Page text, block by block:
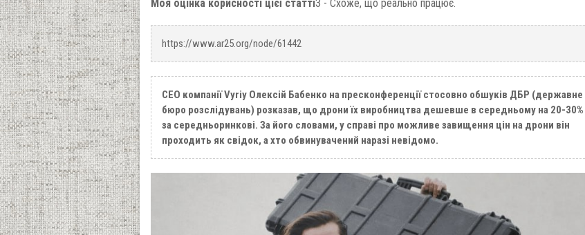
Моя оцінка корисності цієї статті3 - Схоже, що реально працює.
https://www.ar25.org/node/61442
CEO компанії Vyriy Олексій Бабенко на пресконференції стосовно обшуків ДБР (державне
бюро розслідувань) розказав, що дрони їх виробництва дешевше в середньому на 20-30%
за середньоринкові. За його словами, у справі про можливе завищення цін на дрони він
проходить як свідок, а хто обвинувачений наразі невідомо.